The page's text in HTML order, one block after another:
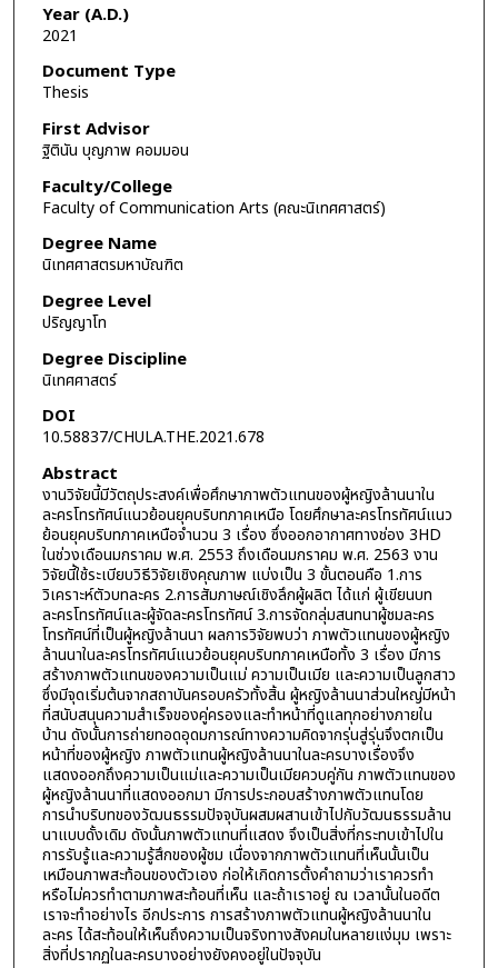
Year (A.D.)
2021
Document Type
Thesis
First Advisor
ฐิตินัน บุญภาพ คอมมอน
Faculty/College
Faculty of Communication Arts (คณะนิเทศศาสตร์)
Degree Name
นิเทศศาสตรมหาบัณฑิต
Degree Level
ปริญญาโท
Degree Discipline
นิเทศศาสตร์
DOI
10.58837/CHULA.THE.2021.678
Abstract
งานวิจัยนี้มีวัตถุประสงค์เพื่อศึกษาภาพตัวแทนของผู้หญิงล้านนาใน
ละครโทรทัศน์แนวย้อนยุคบริบทภาคเหนือ โดยศึกษาละครโทรทัศน์แนว
ย้อนยุคบริบทภาคเหนือจำนวน 3 เรื่อง ซึ่งออกอากาศทางช่อง 3HD
ในช่วงเดือนมกราคม พ.ศ. 2553 ถึงเดือนมกราคม พ.ศ. 2563 งาน
วิจัยนี้ใช้ระเบียบวิธีวิจัยเชิงคุณภาพ แบ่งเป็น 3 ขั้นตอนคือ 1.การ
วิเคราะห์ตัวบทละคร 2.การสัมภาษณ์เชิงลึกผู้ผลิต ได้แก่ ผู้เขียนบท
ละครโทรทัศน์และผู้จัดละครโทรทัศน์ 3.การจัดกลุ่มสนทนาผู้ชมละคร
โทรทัศน์ที่เป็นผู้หญิงล้านนา ผลการวิจัยพบว่า ภาพตัวแทนของผู้หญิง
ล้านนาในละครโทรทัศน์แนวย้อนยุคบริบทภาคเหนือทั้ง 3 เรื่อง มีการ
สร้างภาพตัวแทนของความเป็นแม่ ความเป็นเมีย และความเป็นลูกสาว
ซึ่งมีจุดเริ่มต้นจากสถาบันครอบครัวทั้งสิ้น ผู้หญิงล้านนาส่วนใหญ่มีหน้า
ที่สนับสนุนความสำเร็จของคู่ครองและทำหน้าที่ดูแลทุกอย่างภายใน
บ้าน ดังนั้นการถ่ายทอดอุดมการณ์ทางความคิดจากรุ่นสู่รุ่นจึงตกเป็น
หน้าที่ของผู้หญิง ภาพตัวแทนผู้หญิงล้านนาในละครบางเรื่องจึง
แสดงออกถึงความเป็นแม่และความเป็นเมียควบคู่กัน ภาพตัวแทนของ
ผู้หญิงล้านนาที่แสดงออกมา มีการประกอบสร้างภาพตัวแทนโดย
การนำบริบทของวัฒนธรรมปัจจุบันผสมผสานเข้าไปกับวัฒนธรรมล้าน
นาแบบดั้งเดิม ดังนั้นภาพตัวแทนที่แสดง จึงเป็นสิ่งที่กระทบเข้าไปใน
การรับรู้และความรู้สึกของผู้ชม เนื่องจากภาพตัวแทนที่เห็นนั้นเป็น
เหมือนภาพสะท้อนของตัวเอง ก่อให้เกิดการตั้งคำถามว่าเราควรทำ
หรือไม่ควรทำตามภาพสะท้อนที่เห็น และถ้าเราอยู่ ณ เวลานั้นในอดีต
เราจะทำอย่างไร อีกประการ การสร้างภาพตัวแทนผู้หญิงล้านนาใน
ละคร ได้สะท้อนให้เห็นถึงความเป็นจริงทางสังคมในหลายแง่มุม เพราะ
สิ่งที่ปรากฏในละครบางอย่างยังคงอยู่ในปัจจุบัน